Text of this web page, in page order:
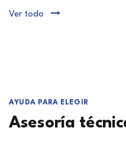
Ver todo
AYUDA PARA ELEGIR
Asesoría